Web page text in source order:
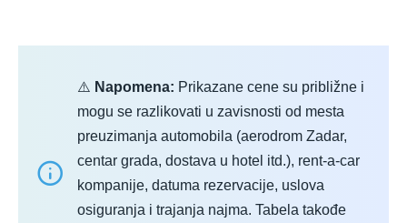
⚠️ Napomena: Prikazane cene su približne i
mogu se razlikovati u zavisnosti od mesta
preuzimanja automobila (aerodrom Zadar,
centar grada, dostava u hotel itd.), rent-a-car
kompanije, datuma rezervacije, uslova
osiguranja i trajanja najma. Tabela takođe